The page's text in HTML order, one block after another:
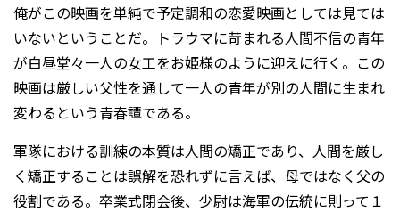
俺がこの映画を単純で予定調和の恋愛映画としては見ては
いないということだ。トラウマに苛まれる人間不信の青年
が白昼堂々一人の女工をお姫様のように迎えに行く。この
映画は厳しい父性を通して一人の青年が別の人間に生まれ
変わるという青春譚である。
軍隊における訓練の本質は人間の矯正であり、人間を厳し
く矯正することは誤解を恐れずに言えば、母ではなく父の
役割である。卒業式閉会後、少尉は海軍の伝統に則って１